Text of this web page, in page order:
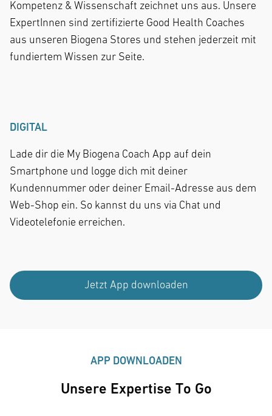
Kompetenz & Wissenschaft zeichnet uns aus. Unsere
ExpertInnen sind zertifizierte Good Health Coaches
aus unseren Biogena Stores und stehen jederzeit mit
fundiertem Wissen zur Seite.
DIGITAL
Lade dir die My Biogena Coach App auf dein
Smartphone und logge dich mit deiner
Kundennummer oder deiner Email-Adresse aus dem
Web-Shop ein. So kannst du uns via Chat und
Videotelefonie erreichen.
Jetzt App downloaden
APP DOWNLOADEN
Unsere Expertise To Go